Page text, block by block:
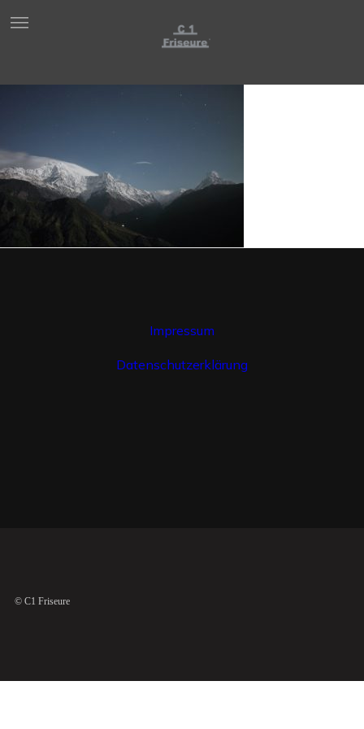
Impressum
Datenschutzerklärung
© C1 Friseure